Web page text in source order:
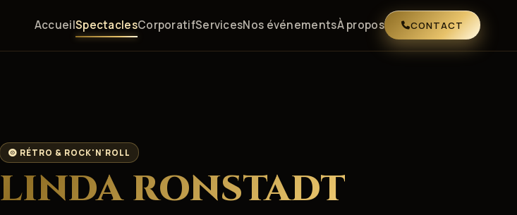
AccueilSpectaclesCorporatifServicesNos événementsÀ propos CONTACT
RÉTRO & ROCK'N'ROLL
LINDA RONSTADT